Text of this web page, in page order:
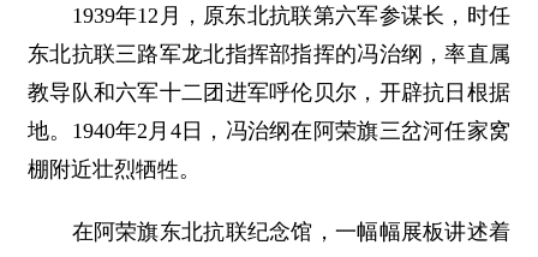
1939年12月，原东北抗联第六军参谋长，时任
东北抗联三路军龙北指挥部指挥的冯治纲，率直属
教导队和六军十二团进军呼伦贝尔，开辟抗日根据
地。1940年2月4日，冯治纲在阿荣旗三岔河任家窝
棚附近壮烈牺牲。
在阿荣旗东北抗联纪念馆，一幅幅展板讲述着